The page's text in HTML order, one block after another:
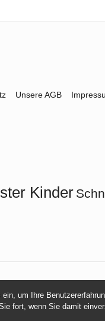
um Ihre
fort, wenn Sie damit
Unsere AGB
Kinder